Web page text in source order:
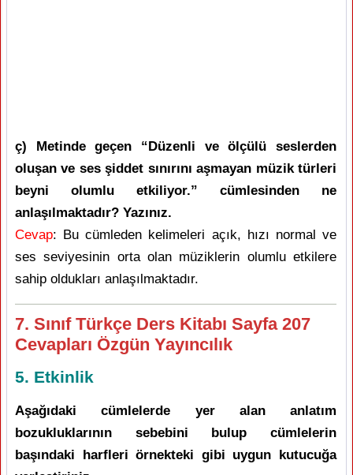
ç) Metinde geçen “Düzenli ve ölçülü seslerden
oluşan ve ses şiddet sınırını aşmayan müzik türleri
beyni olumlu etkiliyor.” cümlesinden ne
anlaşılmaktadır? Yazınız.
Cevap: Bu cümleden kelimeleri açık, hızı normal ve
ses seviyesinin orta olan müziklerin olumlu etkilere
sahip oldukları anlaşılmaktadır.
7. Sınıf Türkçe Ders Kitabı Sayfa 207
Cevapları Özgün Yayıncılık
5. Etkinlik
Aşağıdaki cümlelerde yer alan anlatım
bozukluklarının sebebini bulup cümlelerin
başındaki harfleri örnekteki gibi uygun kutucuğa